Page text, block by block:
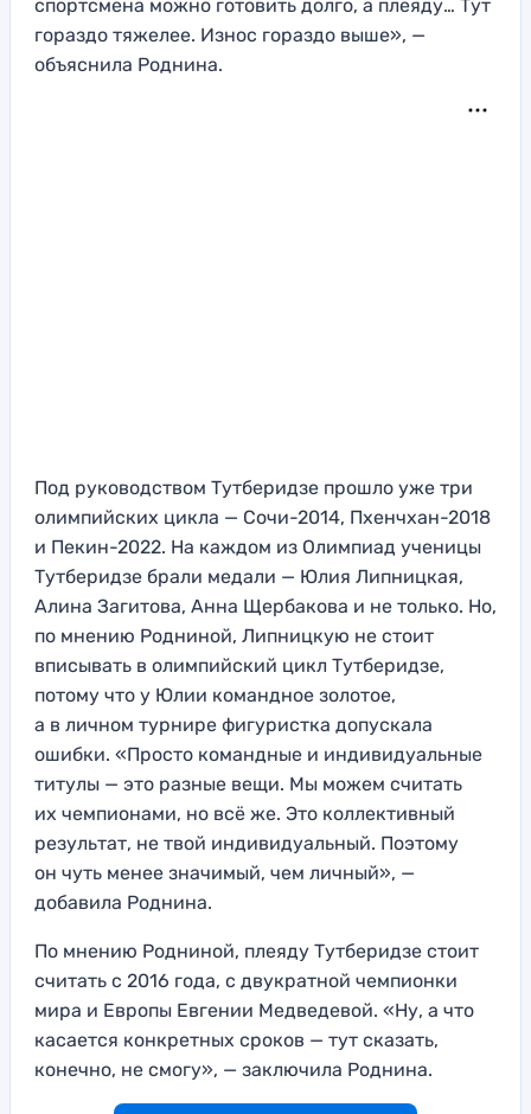
спортсмена можно готовить долго, а плеяду… Тут
гораздо тяжелее. Износ гораздо выше», —
объяснила Роднина.
Под руководством Тутберидзе прошло уже три
олимпийских цикла — Сочи-2014, Пхенчхан-2018
и Пекин-2022. На каждом из Олимпиад ученицы
Тутберидзе брали медали — Юлия Липницкая,
Алина Загитова, Анна Щербакова и не только. Но,
по мнению Родниной, Липницкую не стоит
вписывать в олимпийский цикл Тутберидзе,
потому что у Юлии командное золотое,
а в личном турнире фигуристка допускала
ошибки. «Просто командные и индивидуальные
титулы — это разные вещи. Мы можем считать
их чемпионами, но всё же. Это коллективный
результат, не твой индивидуальный. Поэтому
он чуть менее значимый, чем личный», —
добавила Роднина.
По мнению Родниной, плеяду Тутберидзе стоит
считать с 2016 года, с двукратной чемпионки
мира и Европы Евгении Медведевой. «Ну, а что
касается конкретных сроков — тут сказать,
конечно, не смогу», — заключила Роднина.